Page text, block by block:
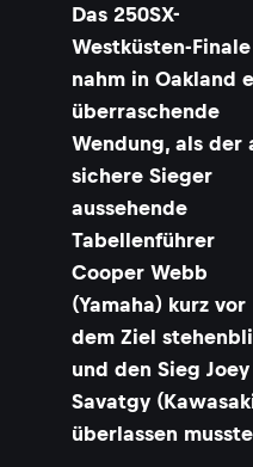
Das 250SX-
Westküsten-Finale
nahm in Oakland
überraschende
Wendung, als der
sichere Sieger
aussehende
Tabellenführer
Cooper Webb
(Yamaha) kurz vor
dem Ziel
und den Sieg Joey
Savatgy
überlassen